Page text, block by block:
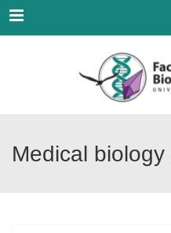
Menu
Medical biology